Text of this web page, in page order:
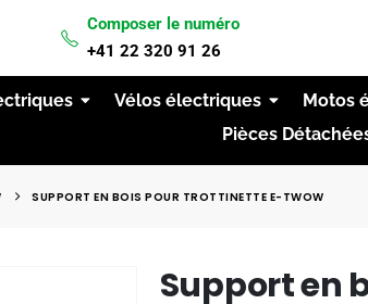
Composer le numéro
+41 22 320 91 26
Vélos électriques Motos
Pièces
SUPPORT EN BOIS POUR TROTTINETTE E-TWOW
Support en
LIVRAISON GRATUITE A PARTIR DE